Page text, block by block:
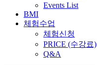
Events List
BMI
체험수업
체험신청
PRICE (수강료)
Q&A